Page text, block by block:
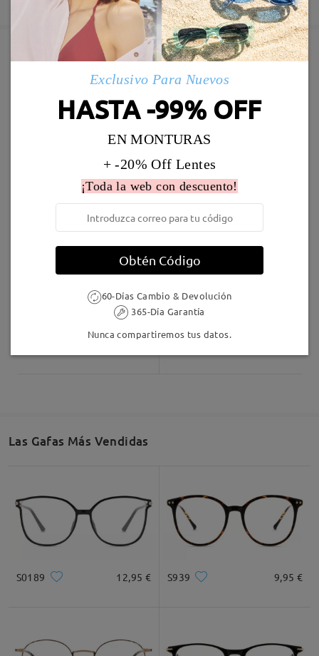
5-7 días laborales detalles
Enviado
5-7 días laborales
detalles
Marcos Similares
AC49995 24,95 € F907 17,00 €
7,00 €
Las Gafas Más Vendidas
S0189 12,95 € S939 9,95 €
Exclusivo Para Nuevos
HASTA -99% OFF
EN MONTURAS
+ -20% Off Lentes
¡Toda la web con descuento!
Obtén Código
60-Días Cambio & Devolución
365-Día Garantía
Nunca compartiremos tus datos.